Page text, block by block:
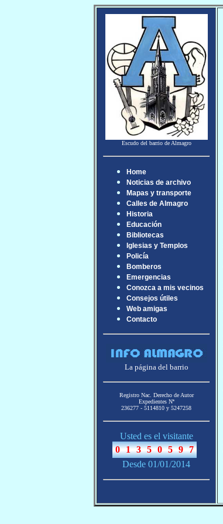
Escudo del barrio de Almagro
Home
Noticias de archivo
Mapas y transporte
Calles de Almagro
Historia
Educación
Bibliotecas
Iglesias y Templos
Policía
Bomberos
Emergencias
Conozca a mis vecinos
Consejos útiles
Web amigas
Contacto
La página del barrio
Registro Nac. Derecho de Autor
Expedientes Nª
236277 - 5114810 y 5247258
Usted es el visitante
Desde 01/01/2014